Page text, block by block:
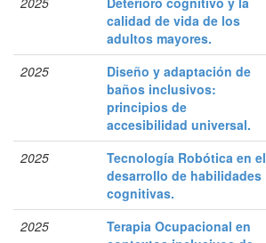
calidad de vida de los
adultos mayores.
2025
Diseño y adaptación de
baños inclusivos:
principios de
accesibilidad universal.
2025
Tecnología Robótica en el
desarrollo de habilidades
cognitivas.
2025
Terapia Ocupacional en